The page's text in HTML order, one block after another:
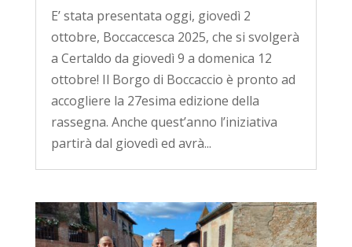
E’ stata presentata oggi, giovedì 2
ottobre, Boccaccesca 2025, che si svolgerà
a Certaldo da giovedì 9 a domenica 12
ottobre! Il Borgo di Boccaccio è pronto ad
accogliere la 27esima edizione della
rassegna. Anche quest’anno l’iniziativa
partirà dal giovedì ed avrà...